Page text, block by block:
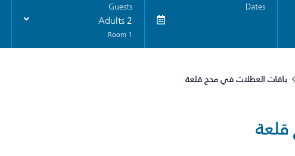
Dates
Guests
2 Adults
1 Room
باقات العطلات في محج قلعة